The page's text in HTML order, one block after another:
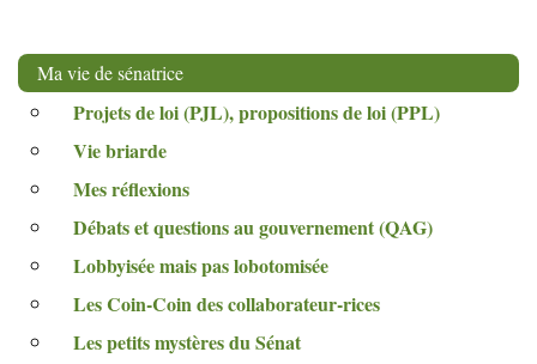
Ma vie de sénatrice
Projets de loi (PJL), propositions de loi (PPL)
Vie briarde
Mes réflexions
Débats et questions au gouvernement (QAG)
Lobbyisée mais pas lobotomisée
Les Coin-Coin des collaborateur-rices
Les petits mystères du Sénat